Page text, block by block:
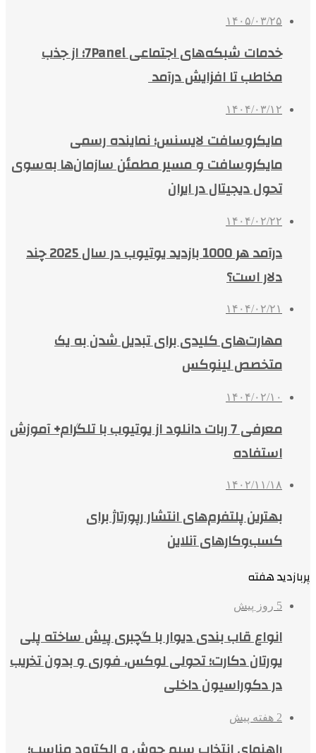
۱۴۰۵/۰۳/۲۵
خدمات شبکه‌های اجتماعی 7Panel؛ از جذب
مخاطب تا افزایش درآمد
۱۴۰۴/۰۳/۱۲
مایکروسافت لایسنس؛ نماینده رسمی
مایکروسافت و مسیر مطمئن سازمان‌ها به‌سوی
تحول دیجیتال در ایران
۱۴۰۴/۰۲/۲۲
درآمد هر 1000 بازدید یوتیوب در سال 2025 چند
دلار است؟
۱۴۰۴/۰۲/۲۱
مهارت‌های کلیدی برای تبدیل شدن به یک
متخصص لینوکس
۱۴۰۴/۰۲/۱۰
معرفی 7 ربات دانلود از یوتیوب با تلگرام+ آموزش
استفاده
۱۴۰۲/۱۱/۱۸
بهترین پلتفرم‌های انتشار رپورتاژ برای
کسب‌وکارهای آنلاین
پربازدید هفته
5 روز پیش
انواع قاب بندی دیوار با گچبری پیش ساخته پلی
یورتان دکارت؛ تحولی لوکس، فوری و بدون تخریب
در دکوراسیون داخلی
2 هفته پیش